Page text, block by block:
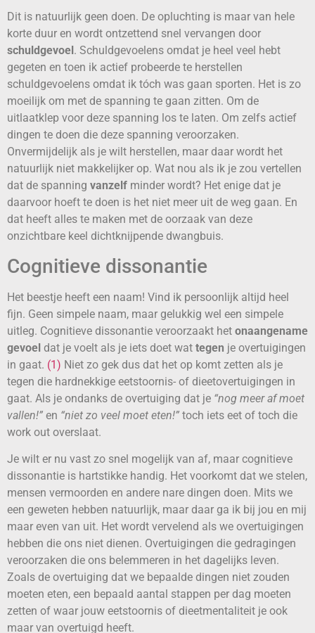
Dit is natuurlijk geen doen. De opluchting is maar van hele
korte duur en wordt ontzettend snel vervangen door
schuldgevoel. Schuldgevoelens omdat je heel veel hebt
gegeten en toen ik actief probeerde te herstellen
schuldgevoelens omdat ik tóch was gaan sporten. Het is zo
moeilijk om met de spanning te gaan zitten. Om de
uitlaatklep voor deze spanning los te laten. Om zelfs actief
dingen te doen die deze spanning veroorzaken.
Onvermijdelijk als je wilt herstellen, maar daar wordt het
natuurlijk niet makkelijker op. Wat nou als ik je zou vertellen
dat de spanning vanzelf minder wordt? Het enige dat je
daarvoor hoeft te doen is het niet meer uit de weg gaan. En
dat heeft alles te maken met de oorzaak van deze
onzichtbare keel dichtknijpende dwangbuis.
Cognitieve dissonantie
Het beestje heeft een naam! Vind ik persoonlijk altijd heel
fijn. Geen simpele naam, maar gelukkig wel een simpele
uitleg. Cognitieve dissonantie veroorzaakt het onaangename
gevoel dat je voelt als je iets doet wat tegen je overtuigingen
in gaat. (1) Niet zo gek dus dat het op komt zetten als je
tegen die hardnekkige eetstoornis- of dieetovertuigingen in
gaat. Als je ondanks de overtuiging dat je “nog meer af moet
vallen!” en “niet zo veel moet eten!” toch iets eet of toch die
work out overslaat.
Je wilt er nu vast zo snel mogelijk van af, maar cognitieve
dissonantie is hartstikke handig. Het voorkomt dat we stelen,
mensen vermoorden en andere nare dingen doen. Mits we
een geweten hebben natuurlijk, maar daar ga ik bij jou en mij
maar even van uit. Het wordt vervelend als we overtuigingen
hebben die ons niet dienen. Overtuigingen die gedragingen
veroorzaken die ons belemmeren in het dagelijks leven.
Zoals de overtuiging dat we bepaalde dingen niet zouden
moeten eten, een bepaald aantal stappen per dag moeten
zetten of waar jouw eetstoornis of dieetmentaliteit je ook
maar van overtuigd heeft.